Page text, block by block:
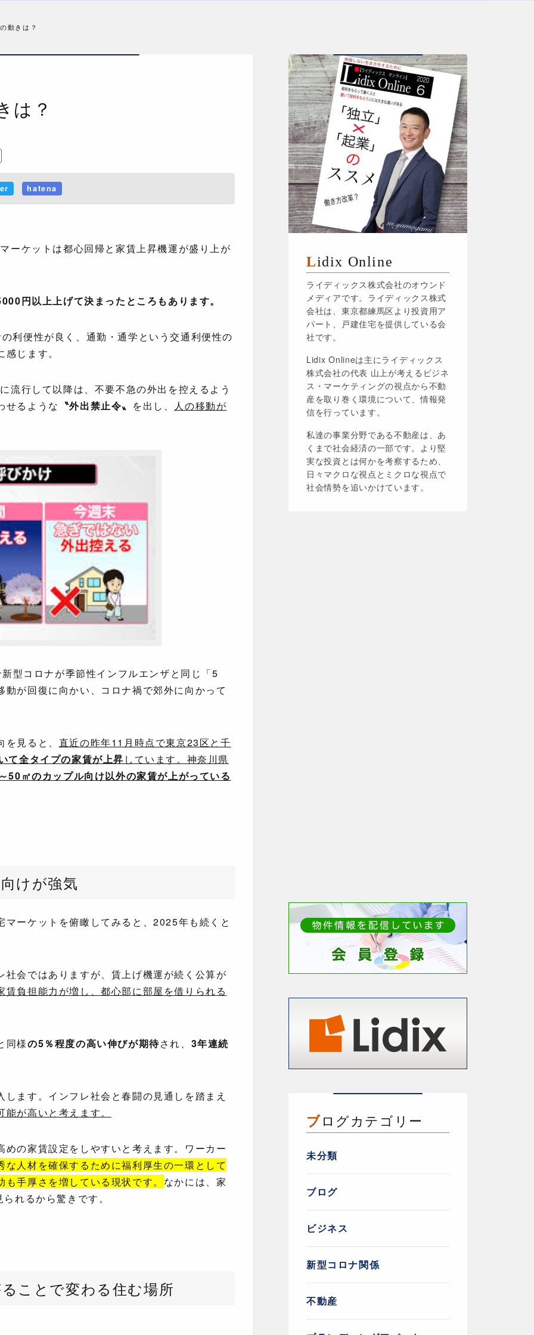
動きは？
は？
hatena
ーケットは都心回帰と家賃上昇機運が盛り上が
円以上上げて決まったところもあります。
利便性が良く、通勤・通学という交通利便性の
じます。
流行して以降は、不要不急の外出を控えるよう
せるような 〝外出禁止令〟 を出し、 人の移動が
型コロナが季節性インフルエンザと同じ「5
が回復に向かい、コロナ禍で郊外に向かって
見ると、 直近の昨年11月時点で東京23区と千
て全タイプの家賃が上昇 しています。神奈川県
50㎡のカップル向け以外の家賃が上がっている
けが強気
ーケットを俯瞰してみると、2025年も続くと
会ではありますが、賃上げ機運が続く公算が
賃負担能力が増し、都心部に部屋を借りられる
同様の5％程度の高い伸びが期待され、 3年連続
ます。インフレ社会と春闘の見通しを踏まえ
が高いと考えます。
の家賃設定をしやすいと考えます。ワーカー
な人材を確保するために福利厚生の一環として
手厚さを増している現状です。 なかには、家
れるから驚きです。
ことで変わる住む場所
Lidix Online
ライディックス株式会社のオウンド
メディアです。ライディックス株式
会社は、東京都練馬区より投資用ア
パート、戸建住宅を提供している会
社です。
Lidix Onlineは主にライディックス
株式会社の代表 山上が考えるビジネ
ス・マーケティングの視点から不動
産を取り巻く環境について、情報発
信を行っています。
私達の事業分野である不動産は、あ
くまで社会経済の一部です。より堅
実な投資とは何かを考察するため、
日々マクロな視点とミクロな視点で
社会情勢を追いかけています。
ブログカテゴリー
未分類
ブログ
ビジネス
新型コロナ関係
不動産